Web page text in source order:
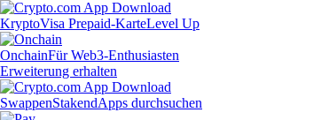
KryptoVisa Prepaid-KarteLevel Up
OnchainFür Web3-Enthusiasten
Erweiterung erhalten
SwappenStakendApps durchsuchen